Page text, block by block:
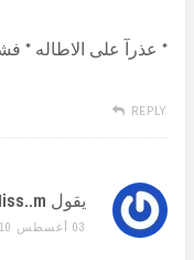
* عذرآ على الاطاله *
REPLY
يقول
03 أغسطس 2010 الساعة 12:36 ص